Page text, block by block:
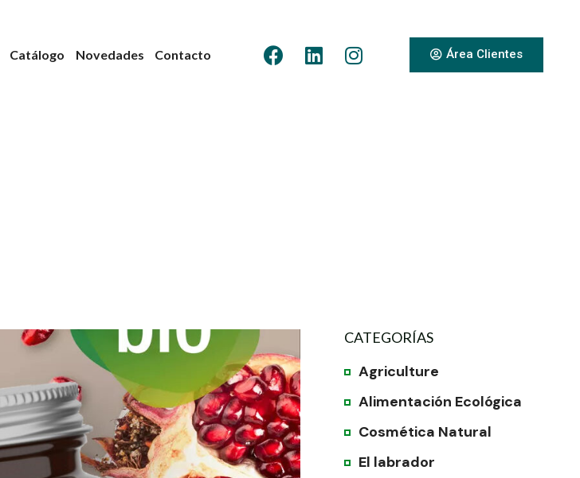
Catálogo Novedades Contacto Área Clientes
CATEGORÍAS
Agriculture
Alimentación Ecológica
Cosmética Natural
El labrador